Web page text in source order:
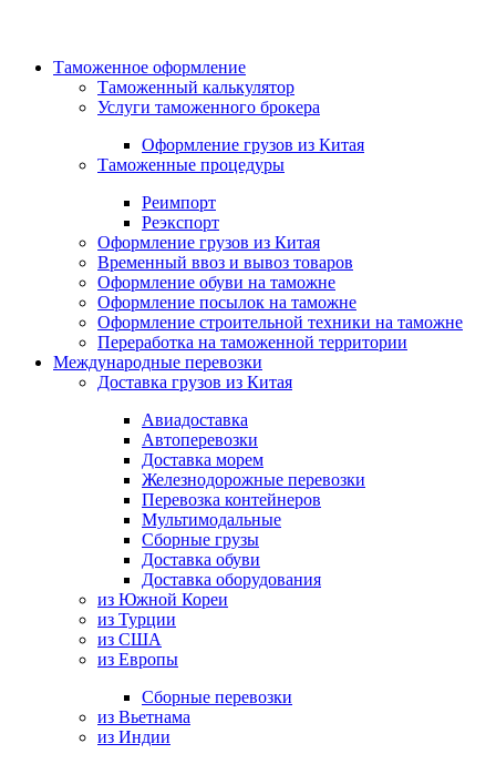
Таможенное оформление
Таможенный калькулятор
Услуги таможенного брокера
Оформление грузов из Китая
Таможенные процедуры
Реимпорт
Реэкспорт
Оформление грузов из Китая
Временный ввоз и вывоз товаров
Оформление обуви на таможне
Оформление посылок на таможне
Оформление строительной техники на таможне
Переработка на таможенной территории
Международные перевозки
Доставка грузов из Китая
Авиадоставка
Автоперевозки
Доставка морем
Железнодорожные перевозки
Перевозка контейнеров
Мультимодальные
Сборные грузы
Доставка обуви
Доставка оборудования
из Южной Кореи
из Турции
из США
из Европы
Сборные перевозки
из Вьетнама
из Индии